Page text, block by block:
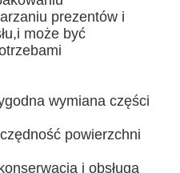
prezentów i
może być
wymiana części
powierzchni
i obsługa